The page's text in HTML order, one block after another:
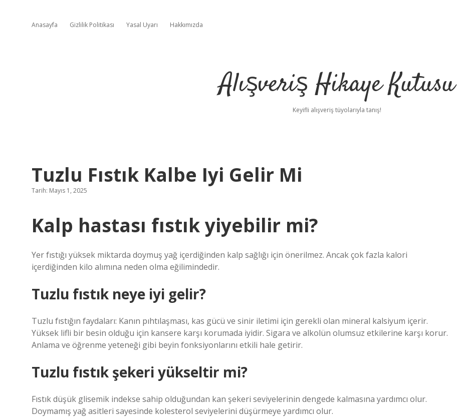
Anasayfa Gizlilik Politikası Yasal Uyarı Hakkımızda
Alışveriş Hikaye Kutusu
Keyifli alışveriş tüyolarıyla tanış!
Tuzlu Fıstık Kalbe Iyi Gelir Mi
Tarih: Mayıs 1, 2025
Kalp hastası fıstık yiyebilir mi?
Yer fıstığı yüksek miktarda doymuş yağ içerdiğinden kalp sağlığı için önerilmez. Ancak çok fazla kalori
içerdiğinden kilo alımına neden olma eğilimindedir.
Tuzlu fıstık neye iyi gelir?
Tuzlu fıstığın faydaları: Kanın pıhtılaşması, kas gücü ve sinir iletimi için gerekli olan mineral kalsiyum içerir.
Yüksek lifli bir besin olduğu için kansere karşı korumada iyidir. Sigara ve alkolün olumsuz etkilerine karşı korur.
Anlama ve öğrenme yeteneği gibi beyin fonksiyonlarını etkili hale getirir.
Tuzlu fıstık şekeri yükseltir mi?
Fıstık düşük glisemik indekse sahip olduğundan kan şekeri seviyelerinin dengede kalmasına yardımcı olur.
Doymamış yağ asitleri sayesinde kolesterol seviyelerini düşürmeye yardımcı olur.